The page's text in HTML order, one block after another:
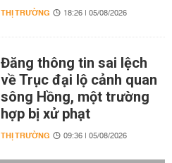
THỊ TRƯỜNG 18:26 | 05/08/2026
Đăng thông tin sai lệch
về Trục đại lộ cảnh quan
sông Hồng, một trường
hợp bị xử phạt
THỊ TRƯỜNG 09:36 | 05/08/2026